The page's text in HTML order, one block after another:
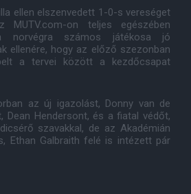
ellen elszenvedett 1-0-s vereséget
on teljes egészében
norvégra számos játékosa jó
ellenére, hogy az előző szezonban
a tervei között a kezdőcsapat
az új igazolást, Donny van de
Dean Hendersont, és a fiatal védőt,
szavakkal, de az Akadémián
Ethan Galbraith felé is intézett pár